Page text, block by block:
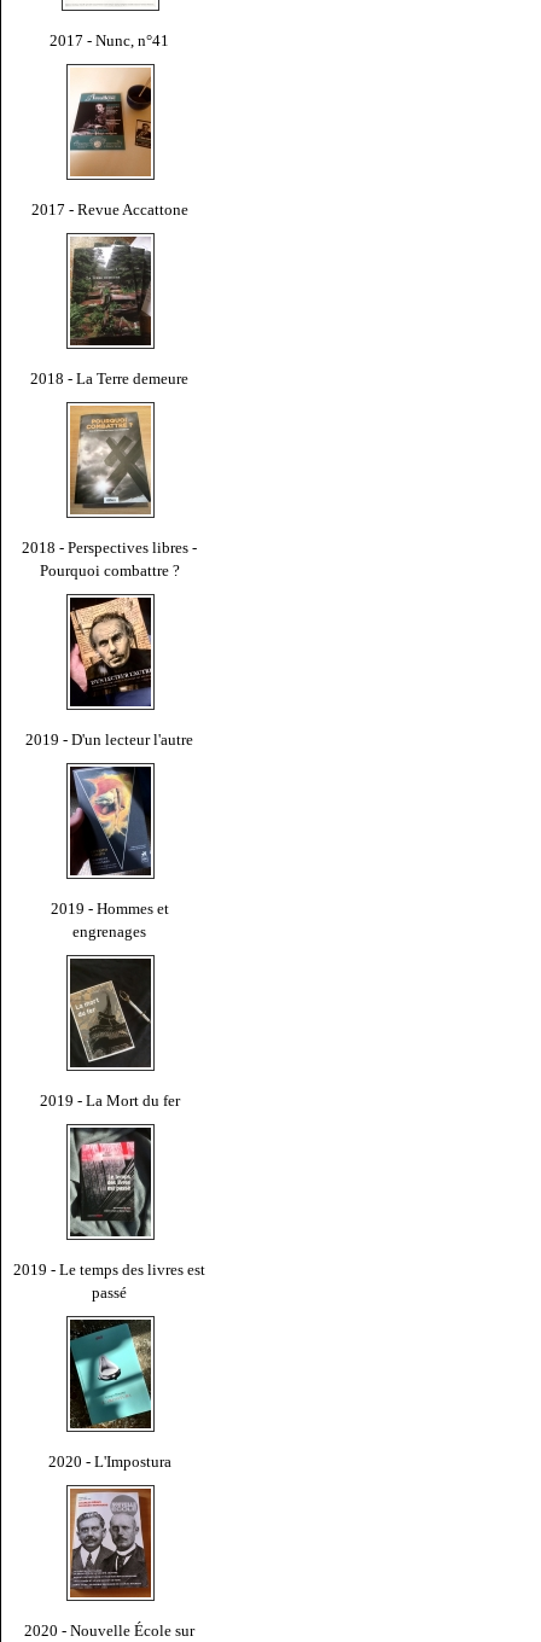
2017 - Nunc, n°41
2017 - Revue Accattone
2018 - La Terre demeure
2018 - Perspectives libres -
Pourquoi combattre ?
2019 - D'un lecteur l'autre
2019 - Hommes et
engrenages
2019 - La Mort du fer
2019 - Le temps des livres est
passé
2020 - L'Impostura
2020 - Nouvelle École sur